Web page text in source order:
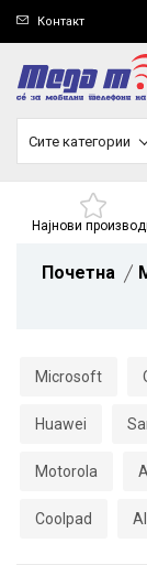
Контакт
Сите категории
Најнови
Почетна
Microsoft
Huawei
Motorola
Coolpad